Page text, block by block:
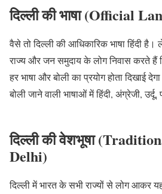
दिल्ली की भाषा (Official
वैसे तो दिल्ली की आधिकारिक भाषा हिंदी
राज्य और जन समुदाय के लोग निवास करते
हर भाषा और बोली का प्रयोग होता दिखाई
बोली जाने वाली भाषाओं में हिंदी, अंग्रेजी, उर्दू,
दिल्ली की वेशभूषा
Delhi)
दिल्ली में भारत के सभी राज्यों से लोग आकर